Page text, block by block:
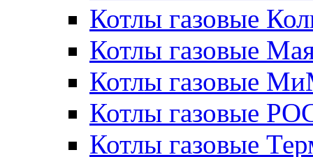
Котлы газовые
Котлы газовые
Котлы газовые
Котлы газовые
Котлы газовые